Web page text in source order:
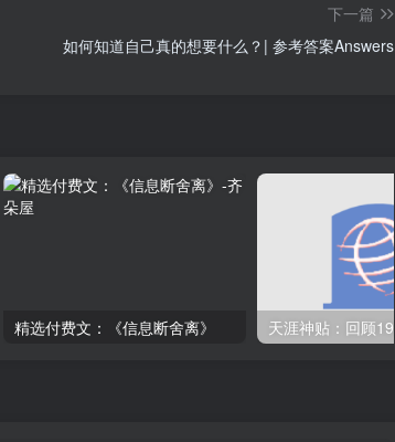
下一篇
如何知道自己真的想要什么？| 参考答案Answers
精选付费文：《信息断舍离》